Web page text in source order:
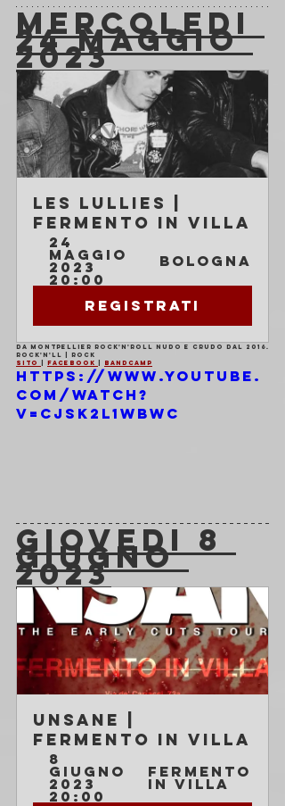
MERCOLEDI
24 MAGGIO
2023
Les Lullies |
Fermento in Villa
24
maggio
2023
20:00
Bologna
Registrati
Da Montpellier rock'n'roll nudo e crudo dal 2016.
Rock'n'll | Rock
Sito
Facebook Bandcamp
https://www.youtube.
com/watch?
v=cJsk2l1WBWc
GIOVEDI 8
GIUGNO
2023
Unsane |
Fermento in Villa
8
giugno
2023
20:00
Fermento
in Villa